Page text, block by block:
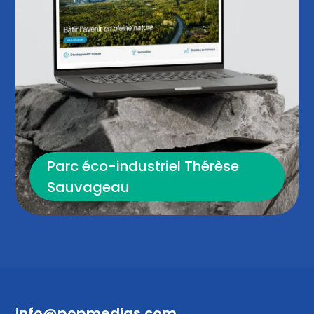
Parc éco-industriel Thérèse
Sauvageau